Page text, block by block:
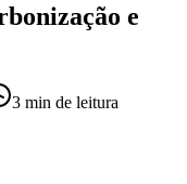
e
3 min de leitura